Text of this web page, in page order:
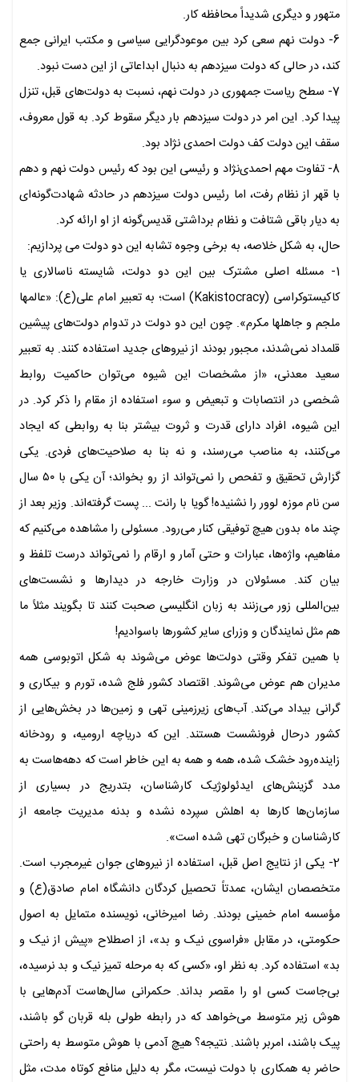
متهور و دیگری شدیداً محافظه کار.
6- دولت نهم سعی کرد بین موعودگرایی سیاسی و مکتب ایرانی جمع
کند، در حالی که دولت سیزدهم به دنبال ابداعاتی از این دست نبود.
7- سطح ریاست جمهوری در دولت نهم، نسبت به دولت‌های قبل، تنزل
پیدا کرد. این امر در دولت سیزدهم بار دیگر سقوط کرد. به قول معروف،
سقف این دولت کف دولت احمدی نژاد بود.
8- تفاوت مهم احمدی‌نژاد و رئیسی این بود که رئیس دولت نهم و دهم
با قهر از نظام رفت، اما رئیس دولت سیزدهم در حادثه شهادت‌گونه‌ای
به دیار باقی شتافت و نظام برداشتی قدیس‌گونه از او ارائه کرد.
حال، به شکل خلاصه، به برخی وجوه تشابه این دو دولت می پردازیم:
1- مسئله اصلی مشترک بین این دو دولت، شایسته ناسالاری یا
کاکیستوکراسی (Kakistocracy) است؛ به تعبیر امام علی(ع): «عالمها
ملجم و جاهلها مکرم». چون این دو دولت در تدوام دولت‌های پیشین
قلمداد نمی‌شدند، مجبور بودند از نیروهای جدید استفاده کنند. به تعبیر
سعید معدنی، «از مشخصات این شیوه می‌توان حاکمیت روابط
شخصی در انتصابات و تبعیض و سوء استفاده از مقام را ذکر کرد. در
این شیوه، افراد دارای قدرت و ثروت بیشتر بنا به روابطی که ایجاد
می‌کنند، به مناصب می‌رسند، و نه بنا به صلاحیت‌های فردی. یکی
گزارش تحقیق و تفحص را نمی‌تواند از رو بخواند؛ آن یکی با ۵۰ سال
سن نام موزه لوور را نشنیده! گویا با رانت ... پست گرفته‌اند. وزیر بعد‌ از
چند ماه بدون هیچ توفیقی کنار می‌رود. مسئولی را مشاهده می‌کنیم که
مفاهیم، واژه‌ها، عبارات و حتی آمار و ارقام را نمی‌تواند درست تلفظ و
بیان کند. مسئولان در وزارت خارجه در دیدارها و نشست‌های
بین‌المللی زور می‌زنند به زبان انگلیسی صحبت کنند تا بگویند مثلاً ما
هم مثل نمایندگان و وزرای سایر کشورها باسوادیم!
با همین تفکر وقتی دولت‌ها عوض می‌شوند به شکل اتوبوسی همه
مدیران هم عوض می‌شوند. اقتصاد کشور فلج شده، تورم و بیکاری و
گرانی بیداد می‌کند. آب‌های زیرزمینی تهی و زمین‌ها در بخش‌هایی از
کشور درحال فرونشست هستند. این که دریاچه ارومیه، و رودخانه
زاینده‌رود خشک شده، همه و همه به این خاطر است که دهه‌هاست به
مدد گزینش‌های ایدئولوژیک کارشناسان، بتدریج در بسیاری از
سازمان‌ها کارها به اهلش سپرده نشده و بدنه مدیریت جامعه از
کارشناسان و خبرگان تهی شده است».
2- یکی از نتایج اصل قبل، استفاده از نیروهای جوان غیرمجرب است.
متخصصان ایشان، عمدتاً تحصیل کردگان دانشگاه امام صادق(ع) و
مؤسسه امام خمینی بودند. رضا امیرخانی، نویسنده متمایل به اصول
حکومتی، در مقابل «فراسوی نیک و بد»، از اصطلاح «پیش از نیک و
بد» استفاده کرد. به نظر او، «کسی که به مرحله تمیز نیک و بد نرسیده،
بی‌جاست کسی او را مقصر بداند. حکمرانی سال‌هاست آدم‌هایی با
هوش زیر متوسط می‌خواهد که در رابطه طولی بله قربان گو باشند،
پیک باشند، امربر باشند. نتیجه؟ هیچ آدمی با هوش متوسط به راحتی
حاضر به همکاری با دولت نیست، مگر به دلیل منافع کوتاه مدت، مثل